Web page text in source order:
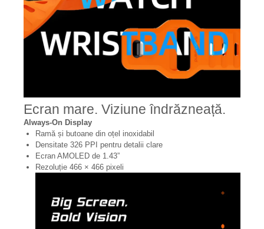
Ecran mare. Viziune îndrăzneață.
Always-On Display
Ramă și butoane din oțel inoxidabil
Densitate 326 PPI pentru detalii clare
Ecran AMOLED de 1.43”
Rezoluție 466 × 466 pixeli